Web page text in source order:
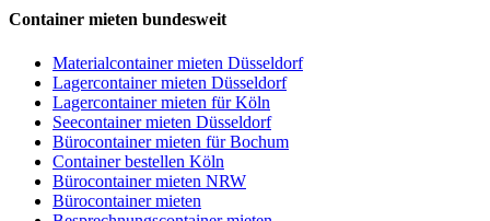
Container mieten bundesweit
Materialcontainer mieten Düsseldorf
Lagercontainer mieten Düsseldorf
Lagercontainer mieten für Köln
Seecontainer mieten Düsseldorf
Bürocontainer mieten für Bochum
Container bestellen Köln
Bürocontainer mieten NRW
Bürocontainer mieten